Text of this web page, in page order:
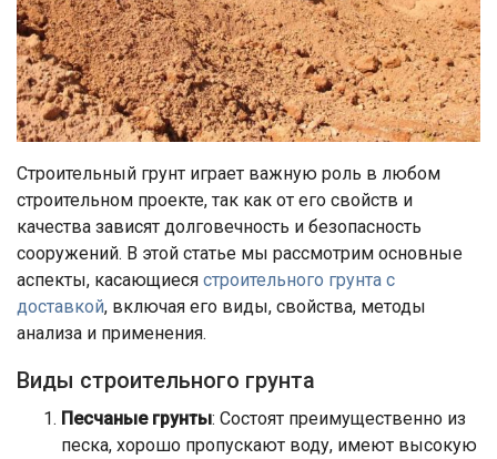
Строительный грунт играет важную роль в любом
строительном проекте, так как от его свойств и
качества зависят долговечность и безопасность
сооружений. В этой статье мы рассмотрим основные
аспекты, касающиеся строительного грунта с
доставкой, включая его виды, свойства, методы
анализа и применения.
Виды строительного грунта
Песчаные грунты: Состоят преимущественно из
песка, хорошо пропускают воду, имеют высокую